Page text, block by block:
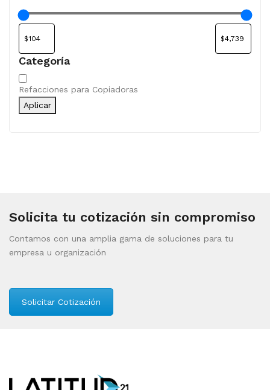
Categoría
Categoría
Refacciones para Copiadoras
Aplicar
Solicita tu cotización sin compromiso
Contamos con una amplia gama de soluciones para tu
empresa u organización
Solicitar Cotización